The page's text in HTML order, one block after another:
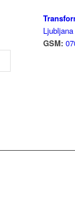
Ljubljana
GSM: